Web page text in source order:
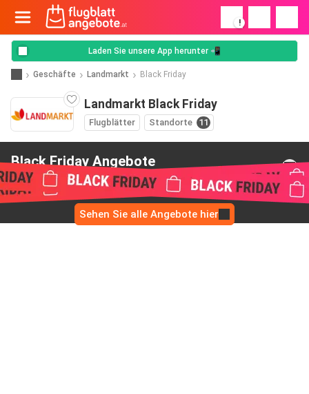
!
Laden Sie unsere App herunter 📲
Geschäfte Landmarkt Black Friday
Landmarkt Black Friday
Flugblätter Standorte 11
Black Friday Angebote
von Landmarkt
Sehen Sie alle Angebote hier